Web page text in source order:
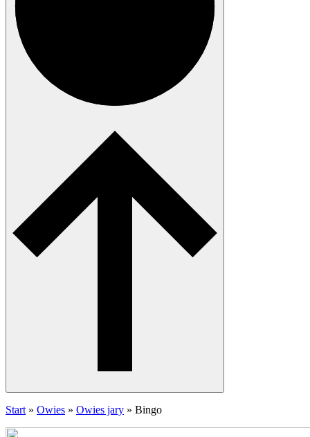
Start » Owies » Owies jary » Bingo